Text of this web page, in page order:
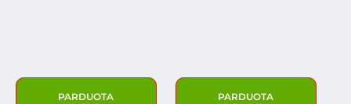
PARDUOTA PARDUOTA